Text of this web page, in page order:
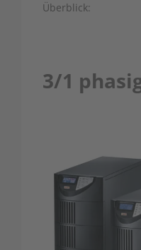
Überblick:
3/1